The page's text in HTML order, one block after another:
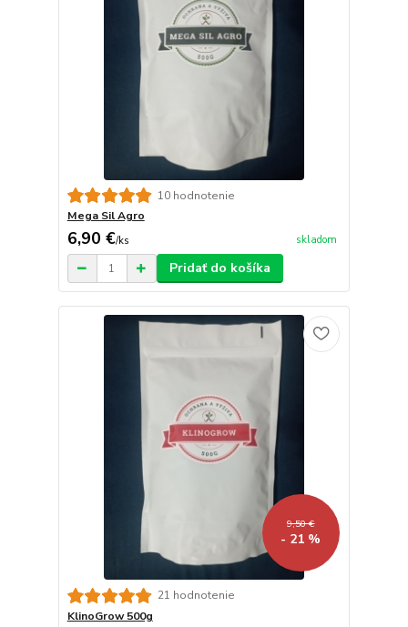
10 hodnotenie
Mega Sil Agro
6,90 €/ks skladom
Pridať do košíka
9,50 €
- 21 %
21 hodnotenie
KlinoGrow 500g